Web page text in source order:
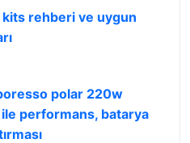
kits rehberi ve uygun
polar 220w
performans, batarya